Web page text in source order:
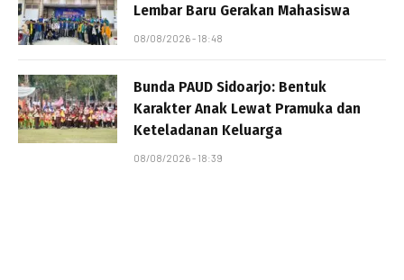
Lembar Baru Gerakan Mahasiswa
08/08/2026 - 18:48
Bunda PAUD Sidoarjo: Bentuk
Karakter Anak Lewat Pramuka dan
Keteladanan Keluarga
08/08/2026 - 18:39